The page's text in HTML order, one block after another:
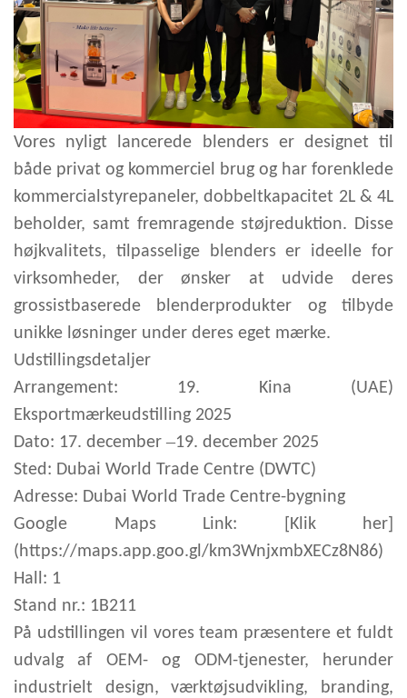
Vores nyligt lancerede blenders er designet til
både privat og kommerciel brug og har forenklede
kommercialstyrepaneler, dobbeltkapacitet 2L & 4L
beholder, samt fremragende støjreduktion. Disse
højkvalitets, tilpasselige blenders er ideelle for
virksomheder, der ønsker at udvide deres
grossistbaserede blenderprodukter og tilbyde
unikke løsninger under deres eget mærke.
Udstillingsdetaljer
Arrangement: 19. Kina (UAE)
Eksportmærkeudstilling 2025
Dato: 17. december –19. december 2025
Sted: Dubai World Trade Centre (DWTC)
Adresse: Dubai World Trade Centre-bygning
Google Maps Link: [Klik her]
(https://maps.app.goo.gl/km3WnjxmbXECz8N86)
Hall: 1
Stand nr.: 1B211
På udstillingen vil vores team præsentere et fuldt
udvalg af OEM- og ODM-tjenester, herunder
industrielt design, værktøjsudvikling, branding,